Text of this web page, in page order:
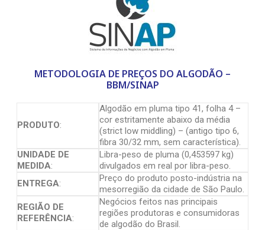
METODOLOGIA DE PREÇOS DO ALGODÃO –
BBM/SINAP
PRODUTO:
Algodão em pluma tipo 41, folha 4 –
cor estritamente abaixo da média
(strict low middling) – (antigo tipo 6,
fibra 30/32 mm, sem característica).
UNIDADE DE
MEDIDA:
Libra-peso de pluma (0,453597 kg)
divulgados em real por libra-peso.
ENTREGA:
Preço do produto posto-indústria na
mesorregião da cidade de São Paulo.
REGIÃO DE
REFERÊNCIA:
Negócios feitos nas principais
regiões produtoras e consumidoras
de algodão do Brasil.